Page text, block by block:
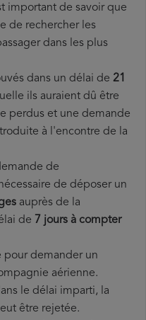
important de savoir que
de rechercher les
dans les plus
dans un délai de 21
ils auraient dû être
perdus et une demande
à l'encontre de la
de
de déposer un
auprès de la
de 7 jours à compter
pour demander un
aérienne.
le délai imparti, la
être rejetée.